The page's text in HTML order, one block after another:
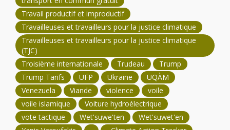
Travail productif et improductif
Travailleuses et travailleurs pour la justice climatique
Travailleuses et travailleurs pour la justice climatique
(TJC)
Troisième internationale
Trudeau
Trump
Trump Tarifs
UFP Ukraine
UQÀM
Venezuela
Viande violence
voile
voile islamique
Voiture hydroélectrique
vote tactique
Wet'suwe'ten
Wet'suwet'en